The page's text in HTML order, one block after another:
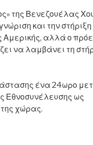
της Βενεζουέλας
και την
Αμερικής, αλλά ο
να λαμβάνει τη
ένα 24ωρο
Εθνοσυνέλευσης ως
χώρας.